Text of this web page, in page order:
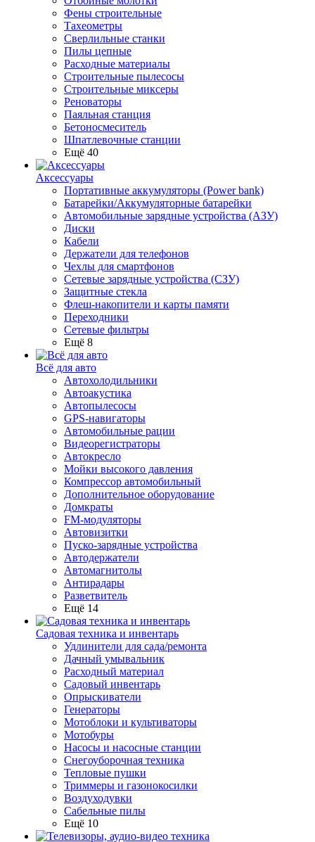
Фены строительные
Тахеометры
Сверлильные станки
Пилы цепные
Расходные материалы
Строительные пылесосы
Строительные миксеры
Реноваторы
Паяльная станция
Бетоносмеситель
Шпатлевочные станции
Ещё 40
Аксессуары
Портативные аккумуляторы (Power bank)
Батарейки/Аккумуляторные батарейки
Автомобильные зарядные устройства (АЗУ)
Диски
Кабели
Держатели для телефонов
Чехлы для смартфонов
Сетевые зарядные устройства (СЗУ)
Защитные стекла
Флеш-накопители и карты памяти
Переходники
Сетевые фильтры
Ещё 8
Всё для авто
Автохолодильники
Автоакустика
Автопылесосы
GPS-навигаторы
Автомобильные рации
Видеорегистраторы
Автокресло
Мойки высокого давления
Компрессор автомобильный
Дополнительное оборудование
Домкраты
FM-модуляторы
Автовизитки
Пуско-зарядные устройства
Автодержатели
Автомагнитолы
Антирадары
Разветвитель
Ещё 14
Садовая техника и инвентарь
Удлинители для сада/ремонта
Дачный умывальник
Расходный материал
Садовый инвентарь
Опрыскиватели
Генераторы
Мотоблоки и культиваторы
Мотобуры
Насосы и насосные станции
Снегоуборочная техника
Тепловые пушки
Триммеры и газонокосилки
Воздуходувки
Сабельные пилы
Ещё 10